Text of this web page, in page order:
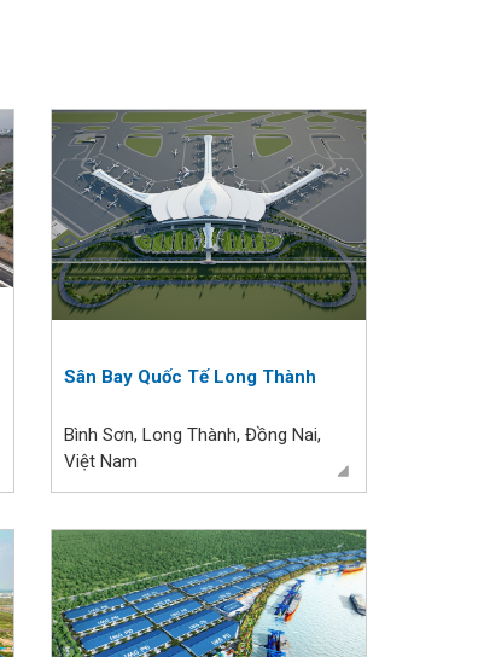
Sân Bay Quốc Tế Long Thành
Bình Sơn, Long Thành, Đồng Nai,
Việt Nam